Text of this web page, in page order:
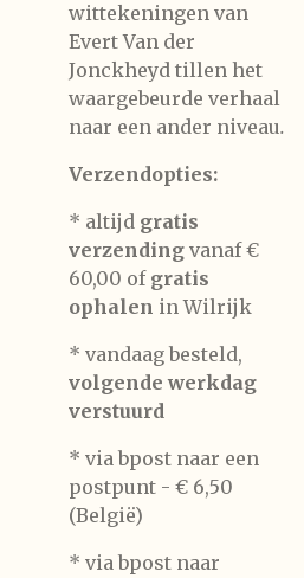
wittekeningen van
Evert Van der
Jonckheyd tillen het
waargebeurde verhaal
naar een ander niveau.
Verzendopties:
* altijd gratis
verzending vanaf €
60,00 of gratis
ophalen in Wilrijk
* vandaag besteld,
volgende werkdag
verstuurd
* via bpost naar een
postpunt - € 6,50
(België)
* via bpost naar